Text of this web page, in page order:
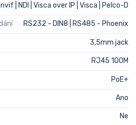
| NDI | Visca over IP | Visca | Pelco-D
RS232 - DIN8 | RS485 - Phoenix
3,5mm jack
RJ45 100M
PoE+
Ano
Ne